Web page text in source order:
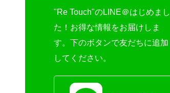
"Re Touch"のLINE＠はじめまし
た！お得な情報をお届けしま
す。下のボタンで友だちに追加
してください。